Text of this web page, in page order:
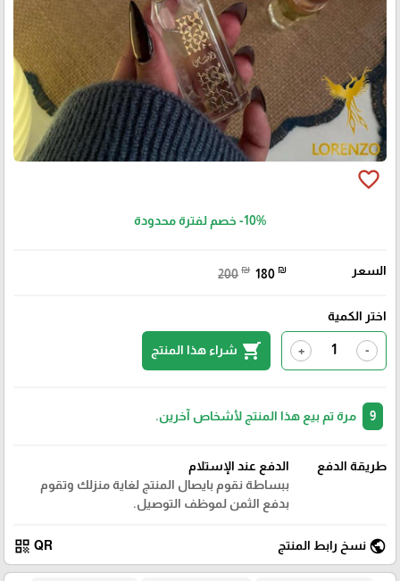
favorite_border
-10% خصم لفترة محدودة
السعر 200 ₪ 180 ₪
اختر الكمية
-
+
shopping_cart شراء هذا المنتج
مرة تم بيع هذا المنتج لأشخاص آخرين.
طريقة الدفع
الدفع عند الإستلام
ببساطة نقوم بايصال المنتج لغاية منزلك وتقوم
بدفع الثمن لموظف التوصيل.
public نسخ رابط المنتج QR
qr_code